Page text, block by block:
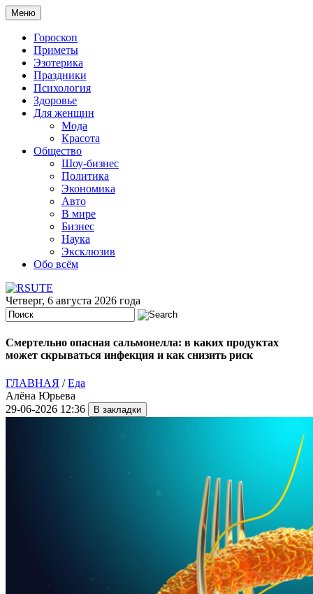
Меню
Гороскоп
Приметы
Эзотерика
Праздники
Психология
Здоровье
Для женщин
Мода
Красота
Общество
Шоу-бизнес
Политика
Экономика
Авто
В мире
Бизнес
Наука
Эксклюзив
Обо всём
Четверг, 6 августа 2026 года
Смертельно опасная сальмонелла: в каких продуктах
может скрываться инфекция и как снизить риск
ГЛАВНАЯ /Еда
Алёна Юрьева
29-06-2026 12:36